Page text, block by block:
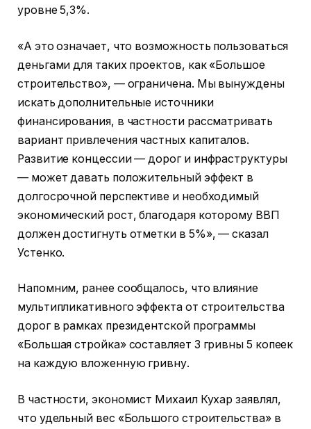
уровне 5,3%.
«А это означает, что возможность пользоваться
деньгами для таких проектов, как «Большое
строительство», — ограничена. Мы вынуждены
искать дополнительные источники
финансирования, в частности рассматривать
вариант привлечения частных капиталов.
Развитие концессии — дорог и инфраструктуры
— может давать положительный эффект в
долгосрочной перспективе и необходимый
экономический рост, благодаря которому ВВП
должен достигнуть отметки в 5%», — сказал
Устенко.
Напомним, ранее сообщалось, что влияние
мультипликативного эффекта от строительства
дорог в рамках президентской программы
«Большая стройка» составляет 3 гривны 5 копеек
на каждую вложенную гривну.
В частности, экономист Михаил Кухар заявлял,
что удельный вес «Большого строительства» в